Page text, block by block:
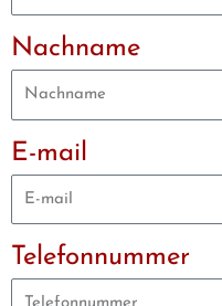
Nachname
E-mail
Telefonnummer